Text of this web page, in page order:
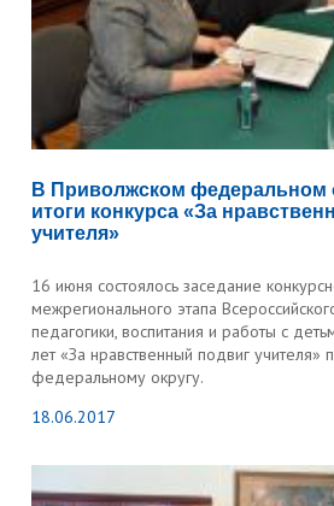
В Приволжском федеральном
итоги конкурса «За
учителя»
16 июня состоялось заседание
межрегионального этапа
педагогики, воспитания и работы с
лет «За нравственный подвиг
федеральному округу.
18.06.2017